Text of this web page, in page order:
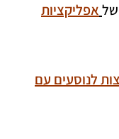
אפליקציות
לנוסעים עם